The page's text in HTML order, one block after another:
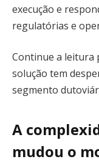
execução e
regulatórias e
Continue a leitura
solução tem
segmento
A
mudou o